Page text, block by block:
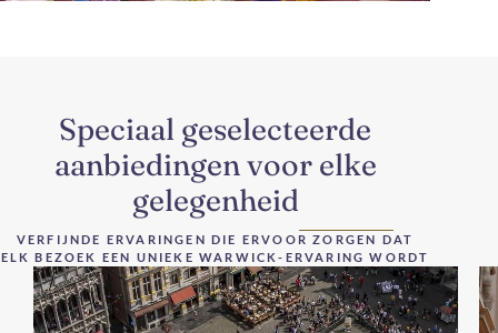
Speciaal geselecteerde
aanbiedingen voor elke
gelegenheid
VERFIJNDE ERVARINGEN DIE ERVOOR ZORGEN DAT
ELK BEZOEK EEN UNIEKE WARWICK-ERVARING WORDT